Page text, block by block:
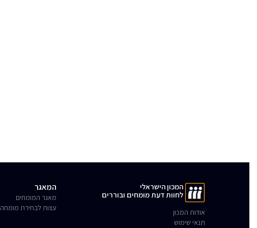
המכון הישראלי
לחוות דעת מומחים ובוררים
אודות המכון
תנאי שימוש
המאגר
מאגר המומחים
עצות לבחירת מומחה